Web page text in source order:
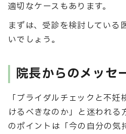
適切なケースもあります。
まずは、受診を検討している
いでしょう。
院長からのメッセ
「ブライダルチェックと不
けるべきなのか」と迷われる
のポイントは「今の自分の気